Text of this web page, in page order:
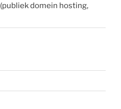
(publiek domein hosting,